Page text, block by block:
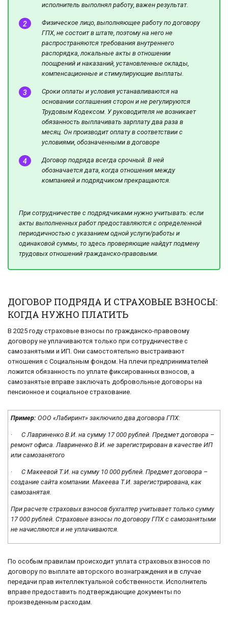
исполнитель выполнял работу, важен результат.
Физическое лицо, выполняющее работу по договору
ГПХ, не состоит в штате, поэтому на него не
распространяются требования внутреннего
распорядка, локальные акты в отношении
поощрений и наказаний, установленные оклады,
компенсационные и стимулирующие выплаты.
Сроки оплаты и условия устанавливаются на
основании соглашения сторон и не регулируются
Трудовым Кодексом. У руководителя не возникает
обязанность выплачивать зарплату два раза в
месяц. Он производит оплату в соответствии с
условиями, обозначенными в договоре
Договор подряда всегда срочный. В ней
обозначается дата, когда отношения между
компанией и подрядчиком прекращаются.
При сотрудничестве с подрядчиками нужно учитывать: если
акты выполненных работ предоставляются с определенной
периодичностью с указанием одной услуги/работы и
одинаковой суммы, то здесь проверяющие найдут подмену
трудовых отношений гражданско-правовыми.
ДОГОВОР ПОДРЯДА И СТРАХОВЫЕ ВЗНОСЫ:
КОГДА НУЖНО ПЛАТИТЬ
В 2025 году страховые взносы по гражданско-правовому
договору не уплачиваются только при сотрудничестве с
самозанятыми и ИП. Они самостоятельно выстраивают
отношения с Социальным фондом. На плечи предпринимателей
ложится обязанность по уплате фиксированных взносов, а
самозанятые вправе заключать добровольные договоры на
пенсионное и социальное страхование.
Пример: ООО «Лабиринт» заключило два договора ГПХ:
·С Лавриненко В.И. на сумму 17 000 рублей. Предмет договора –
ремонт офиса. Лавриненко В.И. не зарегистрирован в качестве ИП
или самозанятого
·С Макеевой Т.И. на сумму 10 000 рублей. Предмет договора –
создание сайта компании. Макеева Т.И. зарегистрирована, как
самозанятая.
При расчете страховых взносов бухгалтер учитывает только сумму
17 000 рублей. Страховые взносы по договору ГПХ с самозанятыми
не начисляются и не уплачиваются.
По особым правилам происходит уплата страховых взносов по
договору по выплате авторского вознаграждения и в случае
передачи прав интеллектуальной собственности. Исполнитель
вправе предоставить подтверждающие документы по
произведенным расходам.